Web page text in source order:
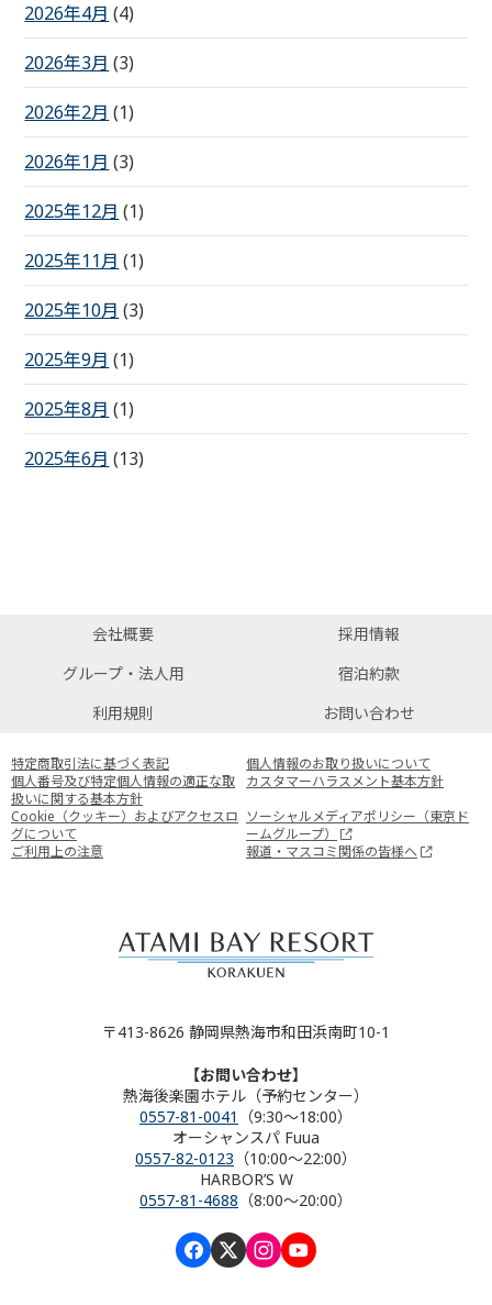
2026年4月 (4)
2026年3月 (3)
2026年2月 (1)
2026年1月 (3)
2025年12月 (1)
2025年11月 (1)
2025年10月 (3)
2025年9月 (1)
2025年8月 (1)
2025年6月 (13)
会社概要
採用情報
グループ・法人用
宿泊約款
利用規則
お問い合わせ
特定商取引法に基づく表記
個人情報のお取り扱いについて
個人番号及び特定個人情報の適正な取
扱いに関する基本方針
カスタマーハラスメント基本方針
Cookie（クッキー）およびアクセスロ
グについて
ソーシャルメディアポリシー（東京ド
ームグループ）
ご利用上の注意
報道・マスコミ関係の皆様へ
〒413-8626 静岡県熱海市和田浜南町10-1
【お問い合わせ】
熱海後楽園ホテル（予約センター）
0557-81-0041
（9:30～18:00）
オーシャンスパ Fuua
0557-82-0123 （10:00～22:00）
HARBOR’S W
0557-81-4688 （8:00～20:00）